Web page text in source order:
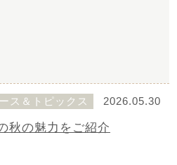
ス＆トピックス 2026.05.30
秋の魅力をご紹介